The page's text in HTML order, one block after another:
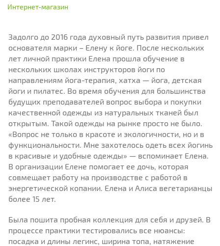
Интернет-магазин
Задолго до 2016 года духовный путь развития привел
основателя марки – Елену к йоге. После нескольких
лет личной практики Елена прошла обучение в
нескольких школах инструкторов йоги по
направлениям йога-терапия, хатха — йога, детская
йоги и пилатес. Во время обучения для большинства
будущих преподавателей вопрос выбора и покупки
качественной одежды из натуральных тканей был
открытым. Такой одежды на рынке просто не было.
«Вопрос не только в красоте и экологичности, но и в
функциональности. Мне захотелось одеть всех йогинь
в красивые и удобные одежды» — вспоминает Елена.
В организации Елене помогает ее дочь, которая
совмещает работу на производстве с работой в
энергетической копании. Елена и Алиса вегетарианцы
более 15 лет.
Была пошита пробная коллекция для себя и друзей. В
процессе практики тестировались все нюансы:
посадка и длины легинс, ширина топа, натяжение